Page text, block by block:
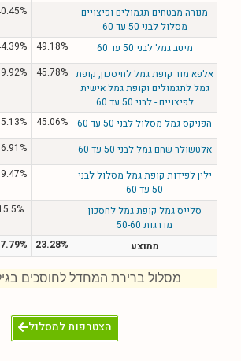
מנורה מבטחים תגמולים ופיצויים
מסלול לבני 50 עד 60
מיטב גמל לבני 50 עד 60 49.18%
אלפא מור קופת גמל לחיסכון, קופת
גמל לתגמולים וקופת גמל אישית
לפיצויים - לבני 50 עד 60
45.78%
הפניקס גמל מסלול לבני 50 עד 60 45.06%
אלטשולר שחם גמל לבני 50 עד 60
ילין לפידות קופת גמל מסלול לבני
50 עד 60
סלייס גמל קופת גמל לחסכון
מדרגות 50-60
ממוצע 23.28%
מסלול ברירת המחדל לחוסכים בגילאי
הצטרפות למסלול